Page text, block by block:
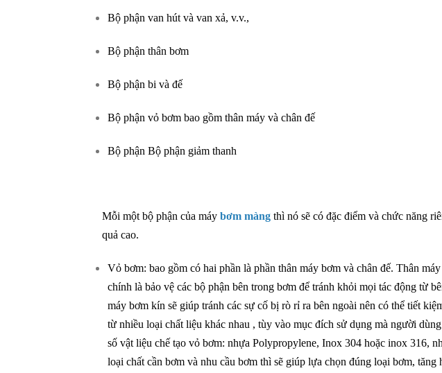
Bộ phận van hút và van xả, v.v.,
Bộ phận thân bơm
Bộ phận bi và đế
Bộ phận vỏ bơm bao gồm thân máy và chân đế
Bộ phận Bộ phận giảm thanh
Mỗi một bộ phận của máy bơm màng thì nó sẽ có đặc điểm và chức năng
quả cao.
Vỏ bơm: bao gồm có hai phần là phần thân máy bơm và chân đế. Thân
chính là bảo vệ các bộ phận bên trong bơm để tránh khỏi mọi tác động từ
máy bơm kín sẽ giúp tránh các sự cố bị rò rỉ ra bên ngoài nên có thể tiết
từ nhiều loại chất liệu khác nhau , tùy vào mục đích sử dụng mà người
số vật liệu chế tạo vỏ bơm: nhựa Polypropylene, Inox 304 hoặc inox 316,
loại chất cần bơm và nhu cầu bơm thì sẽ giúp lựa chọn đúng loại bơm, tăng